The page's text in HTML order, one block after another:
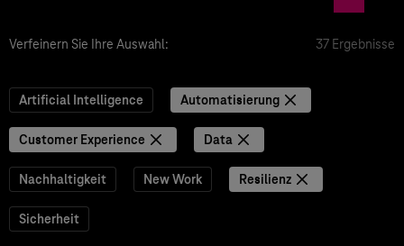
Verfeinern Sie Ihre Auswahl: 37 Ergebnisse
Artificial Intelligence Automatisierung
Customer Experience Data
Nachhaltigkeit New Work Resilienz
Sicherheit